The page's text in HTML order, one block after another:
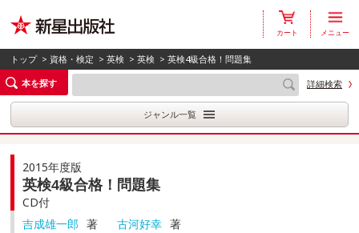
カート メニュー
トップ > 資格・検定 >英検 >英検 > 英検4級合格！問題集
本を探す
詳細検索
ジャンル一覧
2015年度版
英検4級合格！問題集
CD付
吉成雄一郎
著 古河好幸 著